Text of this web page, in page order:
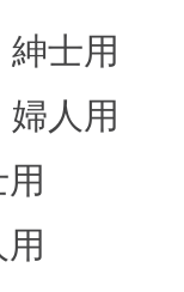
士用
人用